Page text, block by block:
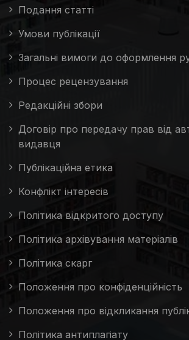
Подання статті
Умови публікації
Загальні вимоги до оформлення
Процес рецензування
Редакційні збори
Договір про передачу прав від
видавця
Публікаційна етика
Конфлікт інтересів
Політика відкритого доступу
Політика архівування матеріалів
Політика скарг
Положення про конфіденційність
Положення про відкликання
Політика антиплагіату